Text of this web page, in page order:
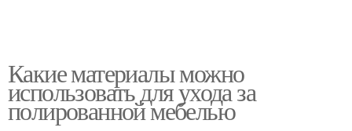
Какие материалы можно
использовать для ухода за
полированной мебелью